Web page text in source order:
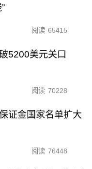
阅读 65415
5200美元关口
阅读 70228
证金国家名单扩大
阅读 76448